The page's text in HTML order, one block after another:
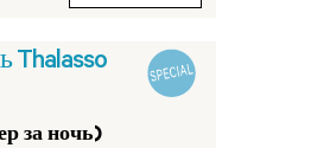
Thalasso
за ночь)